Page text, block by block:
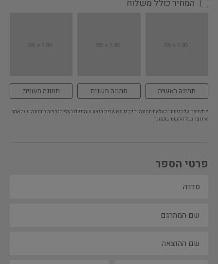
המחיר כולל משלוח
תמונה ראשית תמונה משנית תמונה משנית
*בלחיצה על כפתור 'העלאת תמונה' הינכם מאשרים בזאת שהינכם בעלי הזכויות בתמונה ושהאתר
אינו צד בכל הקשור בתמונה
פרטי הספר